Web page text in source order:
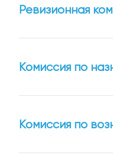
Ревизионная
Комиссия по
Комиссия по